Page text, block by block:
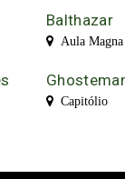
Balthazar
Aula Magna
Capitólio